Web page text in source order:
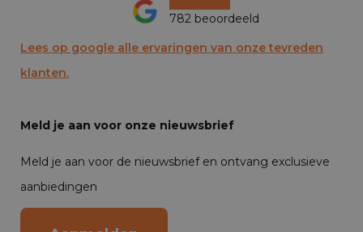
782 beoordeeld
Lees op google alle ervaringen van onze tevreden
klanten.
Meld je aan voor onze nieuwsbrief
Meld je aan voor de nieuwsbrief en ontvang exclusieve
aanbiedingen